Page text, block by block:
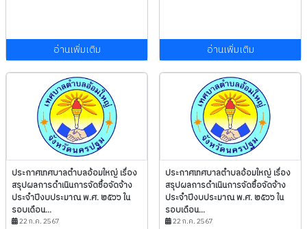
อ่านเพิ่มเติม อ่านเพิ่มเติม
ประกาศเทศบาลตำบลอ้อมใหญ่ เรื่อง
สรุปผลการดำเนินการจัดซื้อจัดจ้าง
ประจำปีงบประมาณ พ.ศ. ๒๕๖๖ ใน
รอบเดือน...
22 ก.ค. 2567
ประกาศเทศบาลตำบลอ้อมใหญ่ เรื่อง
สรุปผลการดำเนินการจัดซื้อจัดจ้าง
ประจำปีงบประมาณ พ.ศ. ๒๕๖๖ ใน
รอบเดือน...
22 ก.ค. 2567